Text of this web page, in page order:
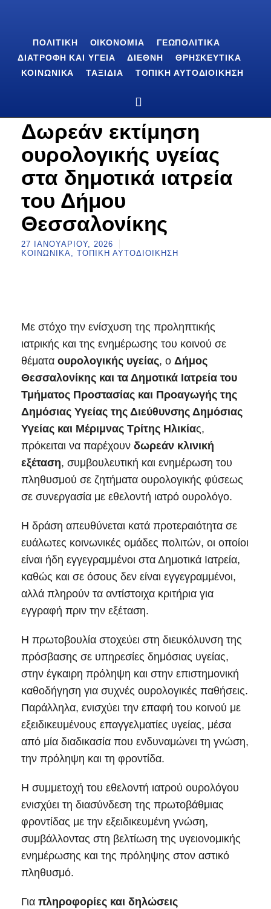
ΠΟΛΙΤΙΚΉ ΟΙΚΟΝΟΜΊΑ
ΓΕΩΠΟΛΙΤΙΚΆ
ΔΙΑΤΡΟΦΉ ΚΑΙ ΥΓΕΊΑ
ΔΙΕΘΝΉ
ΘΡΗΣΚΕΥΤΙΚΆ
ΚΟΙΝΩΝΙΚΆ
ΤΑΞΊΔΙΑ ΤΟΠΙΚΉ ΑΥΤΟΔΙΟΊΚΗΣΗ
Δωρεάν εκτίμηση
ουρολογικής υγείας
στα δημοτικά ιατρεία
του Δήμου
Θεσσαλονίκης
27 ΙΑΝΟΥΑΡΊΟΥ, 2026
ΚΟΙΝΩΝΙΚΆ, ΤΟΠΙΚΉ ΑΥΤΟΔΙΟΊΚΗΣΗ
Με στόχο την ενίσχυση της προληπτικής
ιατρικής και της ενημέρωσης του κοινού σε
θέματα ουρολογικής υγείας, ο Δήμος
Θεσσαλονίκης και τα Δημοτικά Ιατρεία του
Τμήματος Προστασίας και Προαγωγής της
Δημόσιας Υγείας της Διεύθυνσης Δημόσιας
Υγείας και Μέριμνας Τρίτης Ηλικίας,
πρόκειται να παρέχουν δωρεάν κλινική
εξέταση, συμβουλευτική και ενημέρωση του
πληθυσμού σε ζητήματα ουρολογικής φύσεως
σε συνεργασία με εθελοντή ιατρό ουρολόγο.
Η δράση απευθύνεται κατά προτεραιότητα σε
ευάλωτες κοινωνικές ομάδες πολιτών, οι οποίοι
είναι ήδη εγγεγραμμένοι στα Δημοτικά Ιατρεία,
καθώς και σε όσους δεν είναι εγγεγραμμένοι,
αλλά πληρούν τα αντίστοιχα κριτήρια για
εγγραφή πριν την εξέταση.
Η πρωτοβουλία στοχεύει στη διευκόλυνση της
πρόσβασης σε υπηρεσίες δημόσιας υγείας,
στην έγκαιρη πρόληψη και στην επιστημονική
καθοδήγηση για συχνές ουρολογικές παθήσεις.
Παράλληλα, ενισχύει την επαφή του κοινού με
εξειδικευμένους επαγγελματίες υγείας, μέσα
από μία διαδικασία που ενδυναμώνει τη γνώση,
την πρόληψη και τη φροντίδα.
Η συμμετοχή του εθελοντή ιατρού ουρολόγου
ενισχύει τη διασύνδεση της πρωτοβάθμιας
φροντίδας με την εξειδικευμένη γνώση,
συμβάλλοντας στη βελτίωση της υγειονομικής
ενημέρωσης και της πρόληψης στον αστικό
πληθυσμό.
Για πληροφορίες και δηλώσεις